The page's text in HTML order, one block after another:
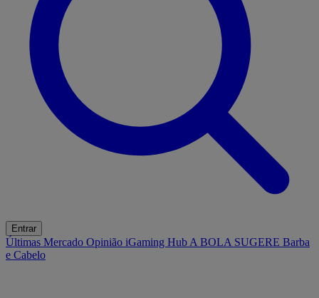
Entrar
Últimas Mercado Opinião iGaming Hub A BOLA SUGERE Barba
e Cabelo